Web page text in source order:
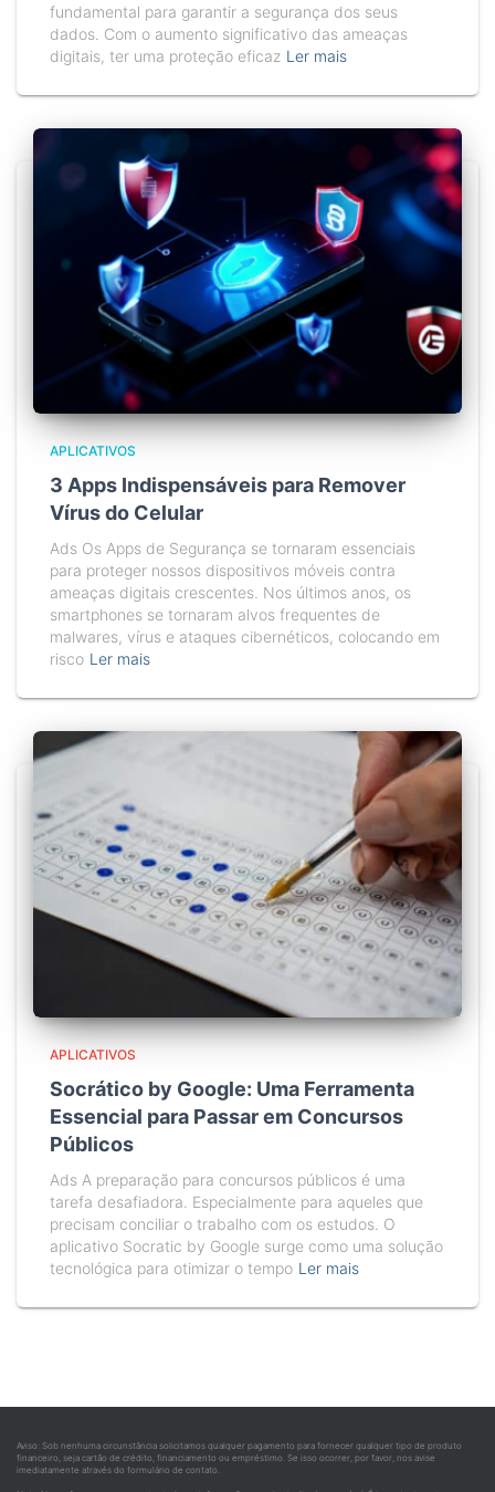
fundamental para garantir a segurança dos seus
dados. Com o aumento significativo das ameaças
digitais, ter uma proteção eficaz Ler mais
APLICATIVOS
3 Apps Indispensáveis para Remover
Vírus do Celular
Ads Os Apps de Segurança se tornaram essenciais
para proteger nossos dispositivos móveis contra
ameaças digitais crescentes. Nos últimos anos, os
smartphones se tornaram alvos frequentes de
malwares, vírus e ataques cibernéticos, colocando em
risco Ler mais
APLICATIVOS
Socrático by Google: Uma Ferramenta
Essencial para Passar em Concursos
Públicos
Ads A preparação para concursos públicos é uma
tarefa desafiadora. Especialmente para aqueles que
precisam conciliar o trabalho com os estudos. O
aplicativo Socratic by Google surge como uma solução
tecnológica para otimizar o tempo Ler mais
Aviso: Sob nenhuma circunstância solicitamos qualquer pagamento para fornecer qualquer tipo de produto
financeiro, seja cartão de crédito, financiamento ou empréstimo. Se isso ocorrer, por favor, nos avise
imediatamente através do formulário de contato.